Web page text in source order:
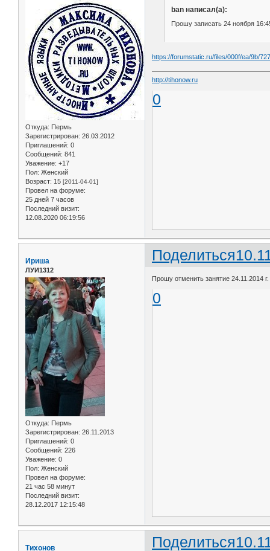
Откуда: Пермь
Зарегистрирован: 26.03.2012
Приглашений: 0
Сообщений: 841
Уважение: +17
Пол: Женский
Возраст: 15 [2011-04-01]
Провел на форуме:
25 дней 7 часов
Последний визит:
12.08.2020 06:19:56
ban написал(а):
Прошу записать 24 ноября
https://forumstatic.ru/files/000f/ea/9b/
http://tihonow.ru
0
Поделиться
Ириша
ЛУИ1312
Откуда: Пермь
Зарегистрирован: 26.11.2013
Приглашений: 0
Сообщений: 226
Уважение: 0
Пол: Женский
Провел на форуме:
21 час 58 минут
Последний визит:
28.12.2017 12:15:48
Прошу отменить занятие 24.11.2014 г.
0
Поделиться
Тихонов